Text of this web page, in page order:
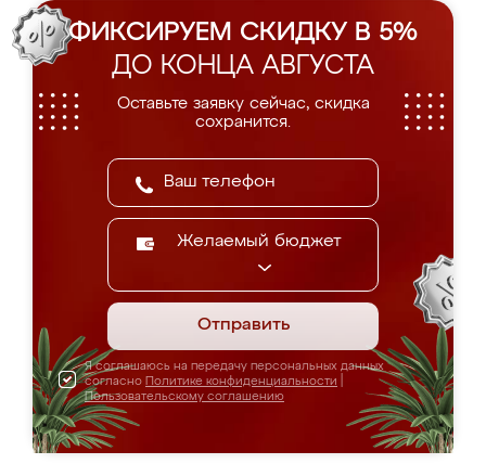
ФИКСИРУЕМ СКИДКУ В 5%
ДО КОНЦА АВГУСТА
Оставьте заявку сейчас, скидка
сохранится.
Желаемый бюджет
Отправить
Я соглашаюсь на передачу персональных данных
согласно Политике конфиденциальности
Пользовательскому соглашению